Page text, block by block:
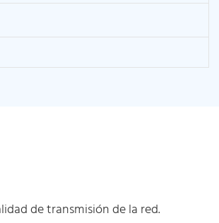
de transmisión de la red.